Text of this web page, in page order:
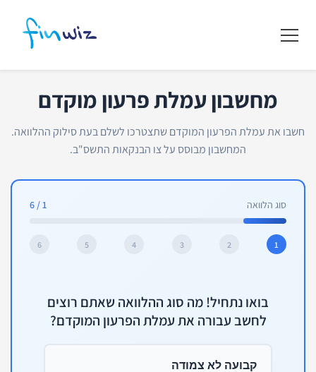
מחשבון עמלת פרעון מוקדם
חשבו את עמלת הפרעון המוקדם שתצטרכו לשלם בעת סילוק ההלוואה.
המחשבון מבוסס על צו הבנקאות התשס"ב.
סוג הלוואה 1
/
6
1
2
3
4
5
6
בואו נתחיל! מה סוג ההלוואה שאתם רוצים
לחשב עבורה את עמלת הפרעון המוקדם?
קבועה לא צמודה